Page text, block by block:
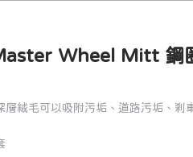
Wheel Mitt 鋼
層絨毛可以吸附污垢、道路污垢、剎